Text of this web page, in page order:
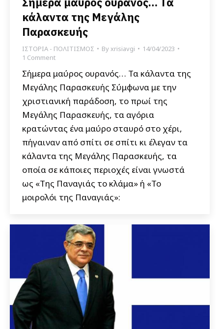
κάλαντα της Μεγάλης
Παρασκευής
ΙΣΤΟΡΙΑ - ΠΟΛΙΤΙΣΜΟΣ Byxrisiavgi
14/04/2023
1 Comment
Σήμερα μαύρος ουρανός… Τα κάλαντα της
Μεγάλης Παρασκευής Σύμφωνα με την
χριστιανική παράδοση, το πρωί της
Μεγάλης Παρασκευής, τα αγόρια
κρατώντας ένα μαύρο σταυρό στο χέρι,
πήγαιναν από σπίτι σε σπίτι κι έλεγαν τα
κάλαντα της Μεγάλης Παρασκευής, τα
οποία σε κάποιες περιοχές είναι γνωστά
ως «Της Παναγιάς το κλάμα» ή «Το
μοιρολόι της Παναγιάς»: